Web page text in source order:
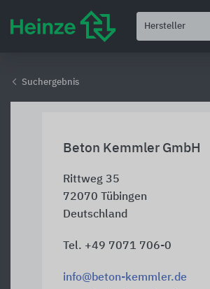
Hersteller
Suchergebnis
Beton Kemmler GmbH
Rittweg 35
72070
Tübingen
Deutschland
Tel. +49 7071 706-0
info@beton-kemmler.de